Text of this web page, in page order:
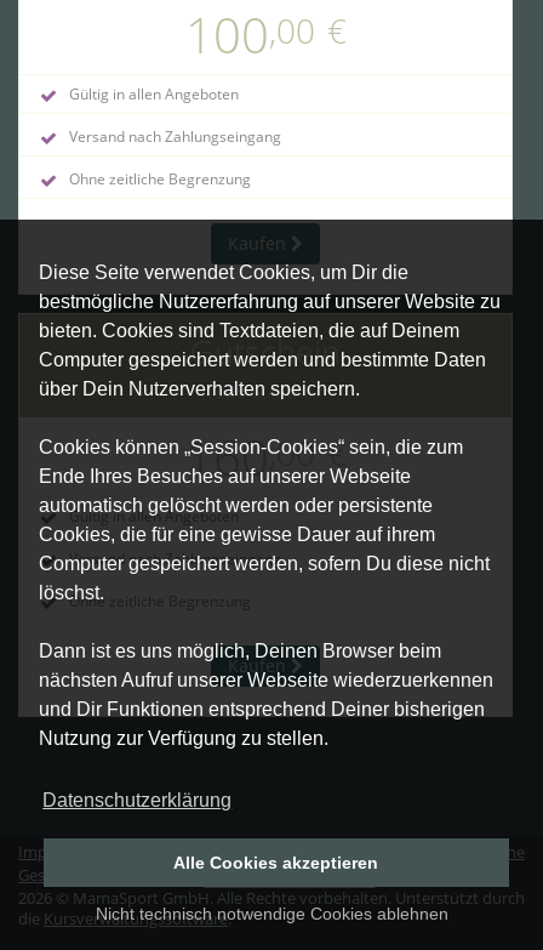
Diese Seite verwendet Cookies, um Dir die
bestmögliche Nutzererfahrung auf unserer Website zu
bieten. Cookies sind Textdateien, die auf Deinem
Computer gespeichert werden und bestimmte Daten
über Dein Nutzerverhalten speichern.
Cookies können „Session-Cookies“ sein, die zum
Ende Ihres Besuches auf unserer Webseite
automatisch gelöscht werden oder persistente
Cookies, die für eine gewisse Dauer auf ihrem
Computer gespeichert werden, sofern Du diese nicht
löschst.
Dann ist es uns möglich, Deinen Browser beim
nächsten Aufruf unserer Webseite wiederzuerkennen
und Dir Funktionen entsprechend Deiner bisherigen
Nutzung zur Verfügung zu stellen.
Datenschutzerklärung
Nicht technisch notwendige Cookies ablehnen
Alle Cookies akzeptieren
100,00 €
Gültig in allen Angeboten
Versand nach Zahlungseingang
Ohne zeitliche Begrenzung
Kaufen
Gutschein
160€ Gutschein
160,00 €
Gültig in allen Angeboten
Versand nach Zahlungseingang
Ohne zeitliche Begrenzung
Kaufen
Impressum Datenschutz | Erklärung zur Barrierefreiheit
Allgemeine
Geschäftsbedingungen|
Vertrag widerrufen
2026 © MamaSport GmbH. Alle Rechte vorbehalten. Unterstützt durch
die Kursverwaltungssoftware.